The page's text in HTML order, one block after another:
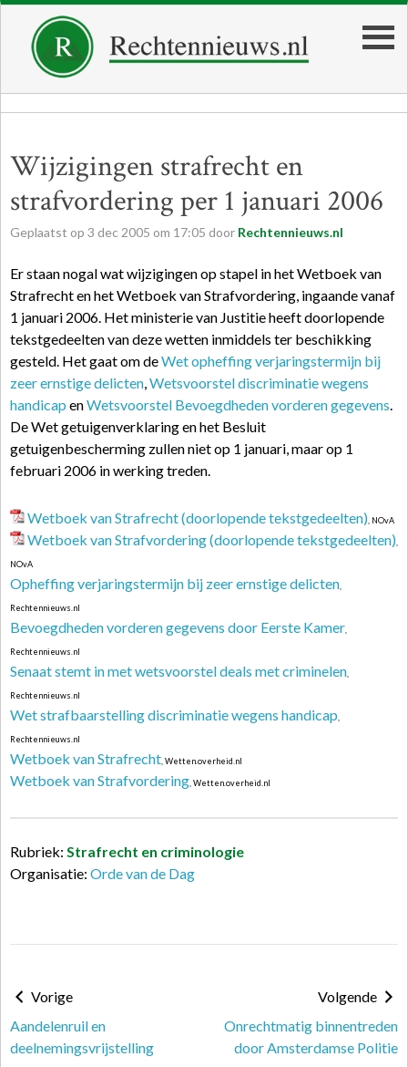
Wijzigingen strafrecht en
strafvordering per 1 januari 2006
Geplaatst op 3 dec 2005 om 17:05 door Rechtennieuws.nl
Er staan nogal wat wijzigingen op stapel in het Wetboek van
Strafrecht en het Wetboek van Strafvordering, ingaande vanaf
1 januari 2006. Het ministerie van Justitie heeft doorlopende
tekstgedeelten van deze wetten inmiddels ter beschikking
gesteld. Het gaat om deWet opheffing verjaringstermijn bij
zeer ernstige delicten,Wetsvoorstel discriminatie wegens
handicap enWetsvoorstel Bevoegdheden vorderen gegevens.
De Wet getuigenverklaring en het Besluit
getuigenbescherming zullen niet op 1 januari, maar op 1
februari 2006 in werking treden.
Wetboek van Strafrecht (doorlopende tekstgedeelten) , NOvA
Wetboek van Strafvordering (doorlopende tekstgedeelten)
NOvA
Opheffing verjaringstermijn bij zeer ernstige delicten
Rechtennieuws.nl
Bevoegdheden vorderen gegevens door Eerste Kamer
Rechtennieuws.nl
Senaat stemt in met wetsvoorstel deals met criminelen
Rechtennieuws.nl
Wet strafbaarstelling discriminatie wegens handicap
Rechtennieuws.nl
Wetboek van Strafrecht , Wetten.overheid.nl
Wetboek van Strafvordering , Wetten.overheid.nl
Rubriek: Strafrecht en criminologie
Organisatie: Orde van de Dag
Vorige
Aandelenruil en
deelnemingsvrijstelling
Volgende
Onrechtmatig binnentreden
door Amsterdamse Politie